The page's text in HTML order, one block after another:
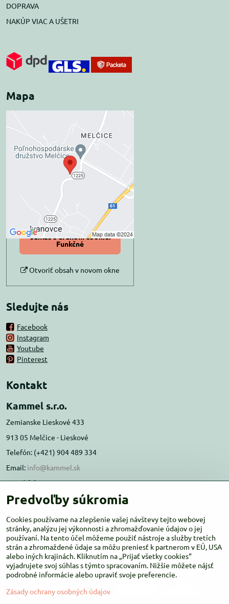
DOPRAVA
NAKÚP VIAC A UŠETRI
Mapa
Externý obsah je
blokovaný Voľbami
súkromia
Prajete si načítať externý obsah?
Povoliť tentokrát
Povoliť a zapamätať -
súhlas s druhom cookie:
Funkčné
Otvoriť obsah v novom okne
Sledujte nás
Facebook
Instagram
Youtube
Pinterest
Kontakt
Kammel s.r.o.
Zemianske Lieskové 433
913 05 Melčice - Lieskové
Telefón: (+421) 904 489 334
Email: info@kammel.sk
Prevádzka:
Administratívna budova PD Melčice
Otváracie hodiny:PO-ŠT 8:00 - 16:00
PIA-NE Zatvorené
Predvoľby súkromia
Cookies používame na zlepšenie vašej návštevy tejto webovej
stránky, analýzu jej výkonnosti a zhromažďovanie údajov o jej
používaní. Na tento účel môžeme použiť nástroje a služby tretích
strán a zhromaždené údaje sa môžu preniesť k partnerom v EÚ, USA
alebo iných krajinách. Kliknutím na „Prijať všetky cookies“
vyjadrujete svoj súhlas s týmto spracovaním. Nižšie môžete nájsť
podrobné informácie alebo upraviť svoje preferencie.
Zásady ochrany osobných údajov